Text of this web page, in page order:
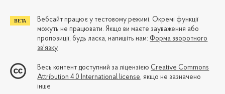
Вебсайт працює у тестовому режимі. Окремі функції
можуть не працювати. Якщо ви маєте зауваження або
пропозиції, будь ласка, напишіть нам: Форма зворотного
зв'язку
Весь контент доступний за ліцензією Creative Commons
Attribution 4.0 International license, якщо не зазначено
інше